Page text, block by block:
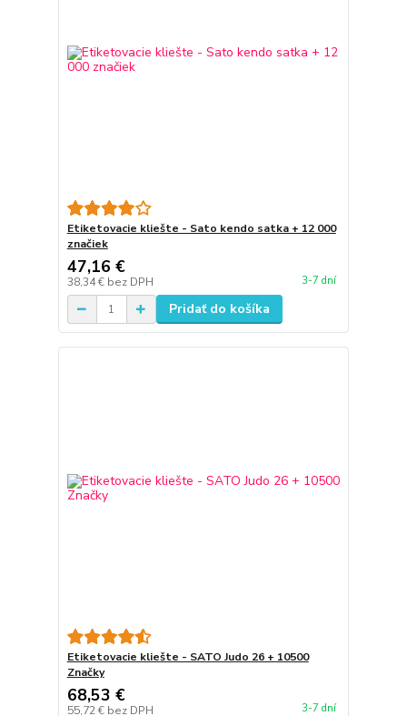
Etiketovacie kliešte - Sato kendo satka + 12 000
značiek
47,16 €
38,34 € bez DPH 3-7 dní
Pridať do košíka
Etiketovacie kliešte - SATO Judo 26 + 10500
Značky
68,53 €
55,72 € bez DPH 3-7 dní